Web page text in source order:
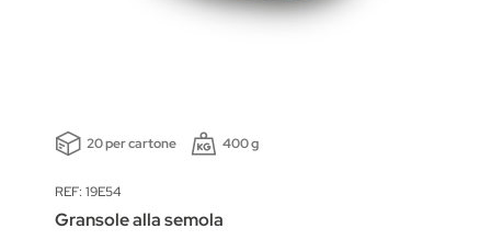
20 per cartone 400 g
REF: 19E54
Gransole alla semola